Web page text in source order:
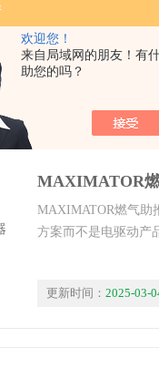
欢迎您！
来自局域网的朋友！有
助您的吗？
MAXIMATOR循环
很好的认可。 专为专
可用于各种应用。
程。
MAXIMATOR
MAXIMATOR燃气助
方案而不是电驱动产
更新时间： 2025-03-